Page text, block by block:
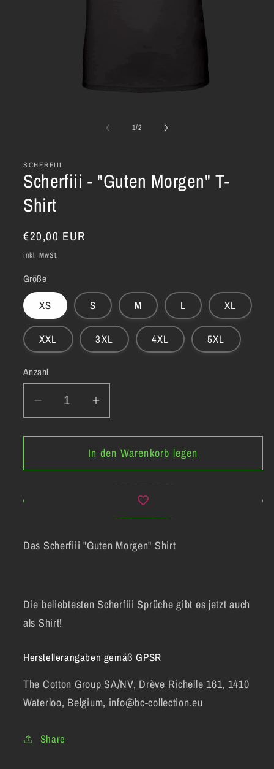
1/von
2
SCHERFIII
Scherfiii - "Guten Morgen" T-
Shirt
Normaler
Preis
€20,00 EUR
inkl. MwSt.
Größe
XS S M L XL
XXL 3XL 4XL 5XL
Anzahl
Verringere
die
Menge
Scherfiii
Morgen&quot;
Shirt
Erhöhe
die
Menge
für
Scherfiii
&quot;Guten
Morgen&quot;
Shirt
In den Warenkorb legen
Das Scherfiii "Guten Morgen" Shirt
Die beliebtesten Scherfiii Sprüche gibt es jetzt auch
als Shirt!
Herstellerangaben gemäß GPSR
The Cotton Group SA/NV, Drève Richelle 161, 1410
Waterloo, Belgium, info@bc-collection.eu
Share